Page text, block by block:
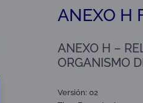
ANEXO H
ANEXO H –
ORGANISMO
Versión: 02